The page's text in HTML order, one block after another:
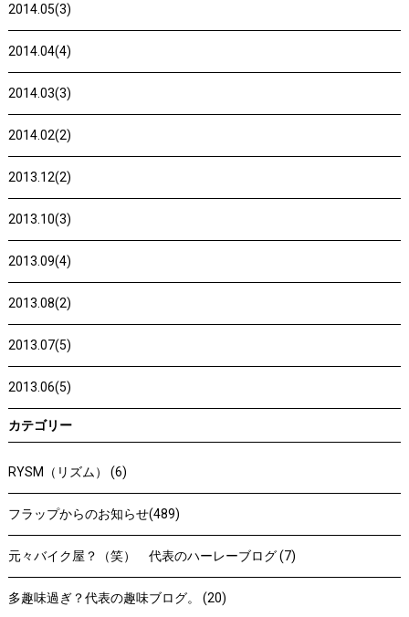
2014.05(3)
2014.04(4)
2014.03(3)
2014.02(2)
2013.12(2)
2013.10(3)
2013.09(4)
2013.08(2)
2013.07(5)
2013.06(5)
カテゴリー
RYSM（リズム） (6)
フラップからのお知らせ(489)
元々バイク屋？（笑） 代表のハーレーブログ (7)
多趣味過ぎ？代表の趣味ブログ。 (20)